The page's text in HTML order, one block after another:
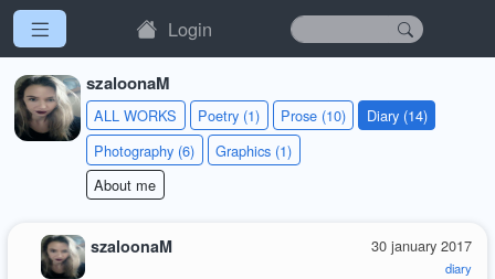
Login
szaloonaM
ALL WORKS Poetry (1) Prose (10)
Diary (14)
Photography (6)
Graphics (1)
About me
30 january 2017
diary
szaloonaM